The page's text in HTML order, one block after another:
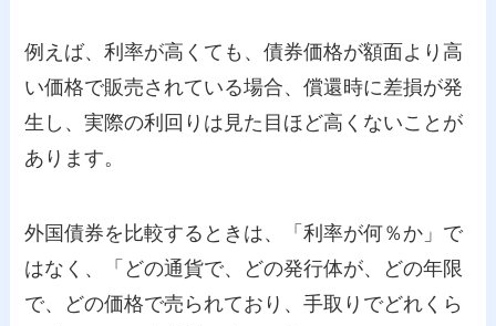
例えば、利率が高くても、債券価格が額面より高
い価格で販売されている場合、償還時に差損が発
生し、実際の利回りは見た目ほど高くないことが
あります。
外国債券を比較するときは、「利率が何％か」で
はなく、「どの通貨で、どの発行体が、どの年限
で、どの価格で売られており、手取りでどれくら